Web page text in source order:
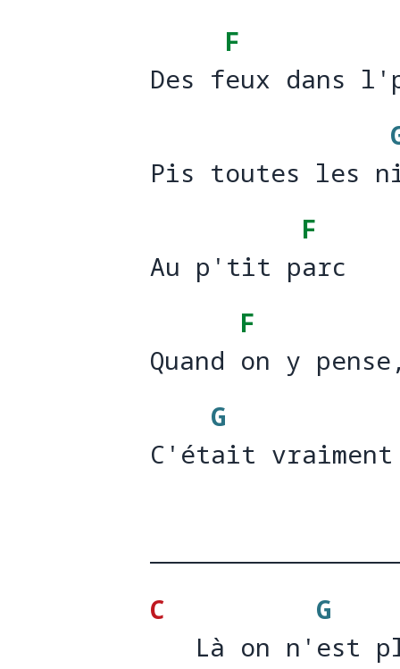
Des f
F
eux dans
Des feux dans
Pis toutes les n
Pis toutes les
Au p'tit p
F
ar
Au p'tit parc
Quand
F
on y pen
Quand on y
C'ét
G
ait
C'était
C
   Là on n'
G
est
Là on n'est